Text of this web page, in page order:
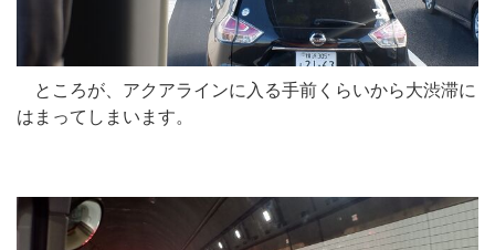
ところが、アクアラインに入る手前くらいから大渋滞に
はまってしまいます。